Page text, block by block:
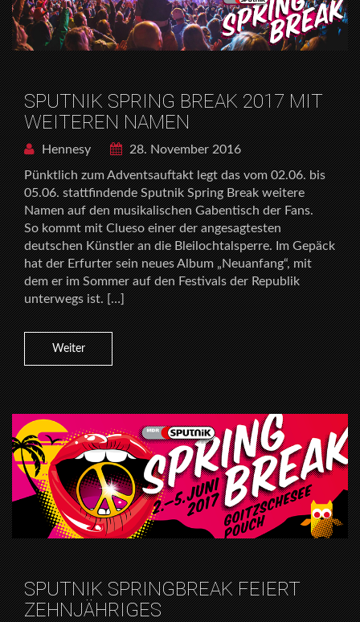
SPUTNIK SPRING BREAK 2017 MIT
WEITEREN NAMEN
Hennesy
28. November 2016
Pünktlich zum Adventsauftakt legt das vom 02.06. bis
05.06. stattfindende Sputnik Spring Break weitere
Namen auf den musikalischen Gabentisch der Fans.
So kommt mit Clueso einer der angesagtesten
deutschen Künstler an die Bleilochtalsperre. Im Gepäck
hat der Erfurter sein neues Album „Neuanfang“, mit
dem er im Sommer auf den Festivals der Republik
unterwegs ist. […]
Weiter
SPUTNIK SPRINGBREAK FEIERT
ZEHNJÄHRIGES